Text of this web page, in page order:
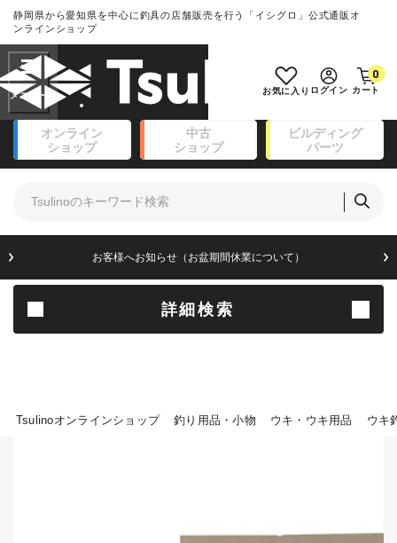
静岡県から愛知県を中心に釣具の店舗販売を行う「イシグロ」公式通販オ
ンラインショップ
お気に入り ログイン カート
0
オンライン
ショップ
中古
ショップ
ビルディング
パーツ
お客様へお知らせ（お盆期間休業について）
詳細検索
Tsulinoオンラインショップ 釣り用品・小物 ウキ・ウキ用品 ウキ
フリーワード
商品カテゴリ
リール・カスタムパーツ(14)
フィッシングアパレル(174)
ライン・ハリス・道糸(8)
針・仕掛(156)
釣り用品・小物(183)
ランクとは？
良
SA
新古品（メーカー問屋から仕
入れた未使用品）
※店頭展示時の置き傷が付いている
ものも含む
傷が極めて少ない極上品
B
C